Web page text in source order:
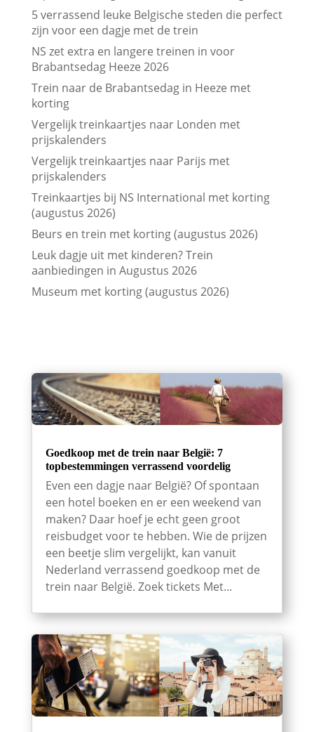
5 verrassend leuke Belgische steden die perfect
zijn voor een dagje met de trein
NS zet extra en langere treinen in voor
Brabantsedag Heeze 2026
Trein naar de Brabantsedag in Heeze met
korting
Vergelijk treinkaartjes naar Londen met
prijskalenders
Vergelijk treinkaartjes naar Parijs met
prijskalenders
Treinkaartjes bij NS International met korting
(augustus 2026)
Beurs en trein met korting (augustus 2026)
Leuk dagje uit met kinderen? Trein
aanbiedingen in Augustus 2026
Museum met korting (augustus 2026)
Goedkoop met de trein naar België: 7
topbestemmingen verrassend voordelig
Even een dagje naar België? Of spontaan
een hotel boeken en er een weekend van
maken? Daar hoef je echt geen groot
reisbudget voor te hebben. Wie de prijzen
een beetje slim vergelijkt, kan vanuit
Nederland verrassend goedkoop met de
trein naar België. Zoek tickets Met...